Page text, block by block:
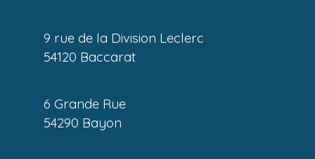
9 rue de la Division Leclerc
54120 Baccarat
6 Grande Rue
54290 Bayon